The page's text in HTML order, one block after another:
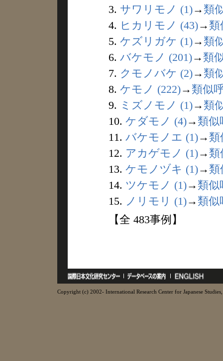
3. サワリモノ (1)→ 類
4. ヒカリモノ (43)→ 類
5. ケズリガケ (1)→ 類
6. バケモノ (201)→ 類
7. クモノバケ (2)→ 類
8. ケモノ (222)→ 類似
9. ミズノモノ (1)→ 類
10. ケダモノ (4)→ 類似
11. バケモノエ (1)→ 類
12. アカゲモノ (1)→ 類
13. ケモノヅキ (1)→ 類
14. ツケモノ (1)→ 類似
15. ノリモリ (1)→ 類似
【全 483事例】
Copyright (c) 2002- International Research Center for Japanese